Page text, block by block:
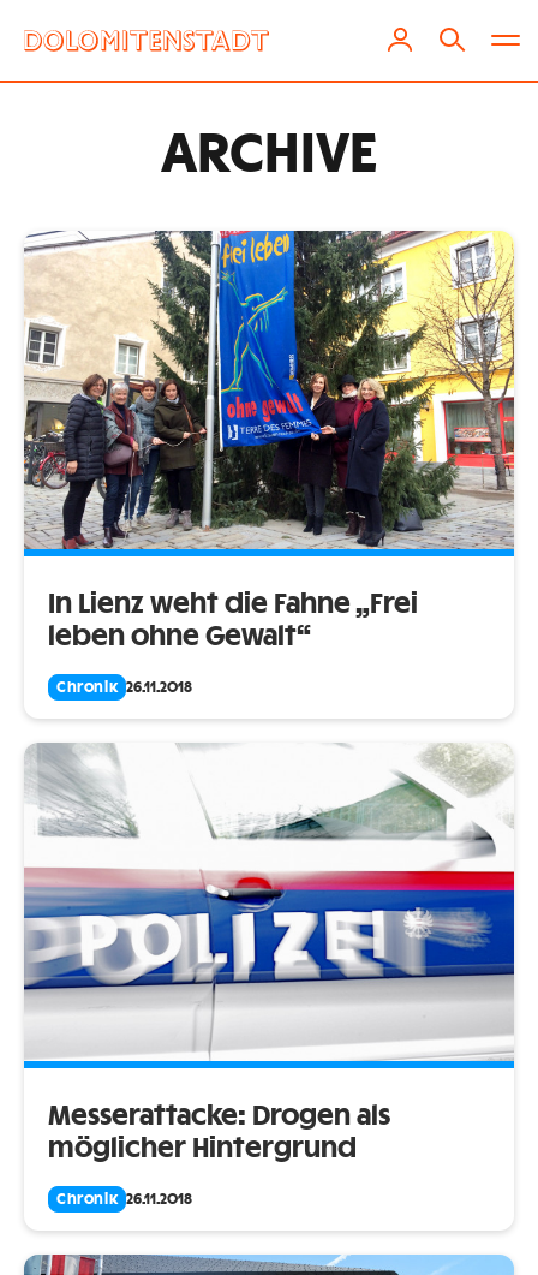
ARCHIVE
In Lienz weht die Fahne „Frei
leben ohne Gewalt“
Chronik 26.11.2018
Messerattacke: Drogen als
möglicher Hintergrund
Chronik 26.11.2018